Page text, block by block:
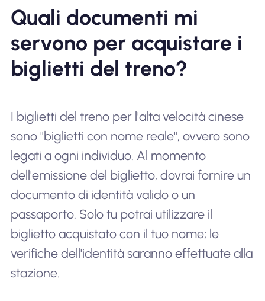
Quali documenti mi
servono per acquistare i
biglietti del treno?
I biglietti del treno per l'alta velocità cinese
sono "biglietti con nome reale", ovvero sono
legati a ogni individuo. Al momento
dell'emissione del biglietto, dovrai fornire un
documento di identità valido o un
passaporto. Solo tu potrai utilizzare il
biglietto acquistato con il tuo nome; le
verifiche dell'identità saranno effettuate alla
stazione.